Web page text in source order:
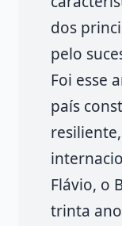
dos
pelo
Foi esse
país
Flávio, o
trinta